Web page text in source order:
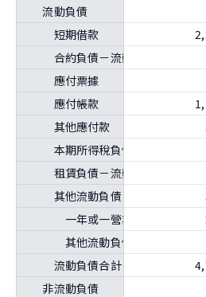
流動負債
短期借款
合約負債－流動
應付票據
應付帳款
其他應付款
本期所得稅負債
租賃負債－流動
其他流動負債
一年或一營業週期內到期長
其他流動負債－其他
流動負債合計
非流動負債